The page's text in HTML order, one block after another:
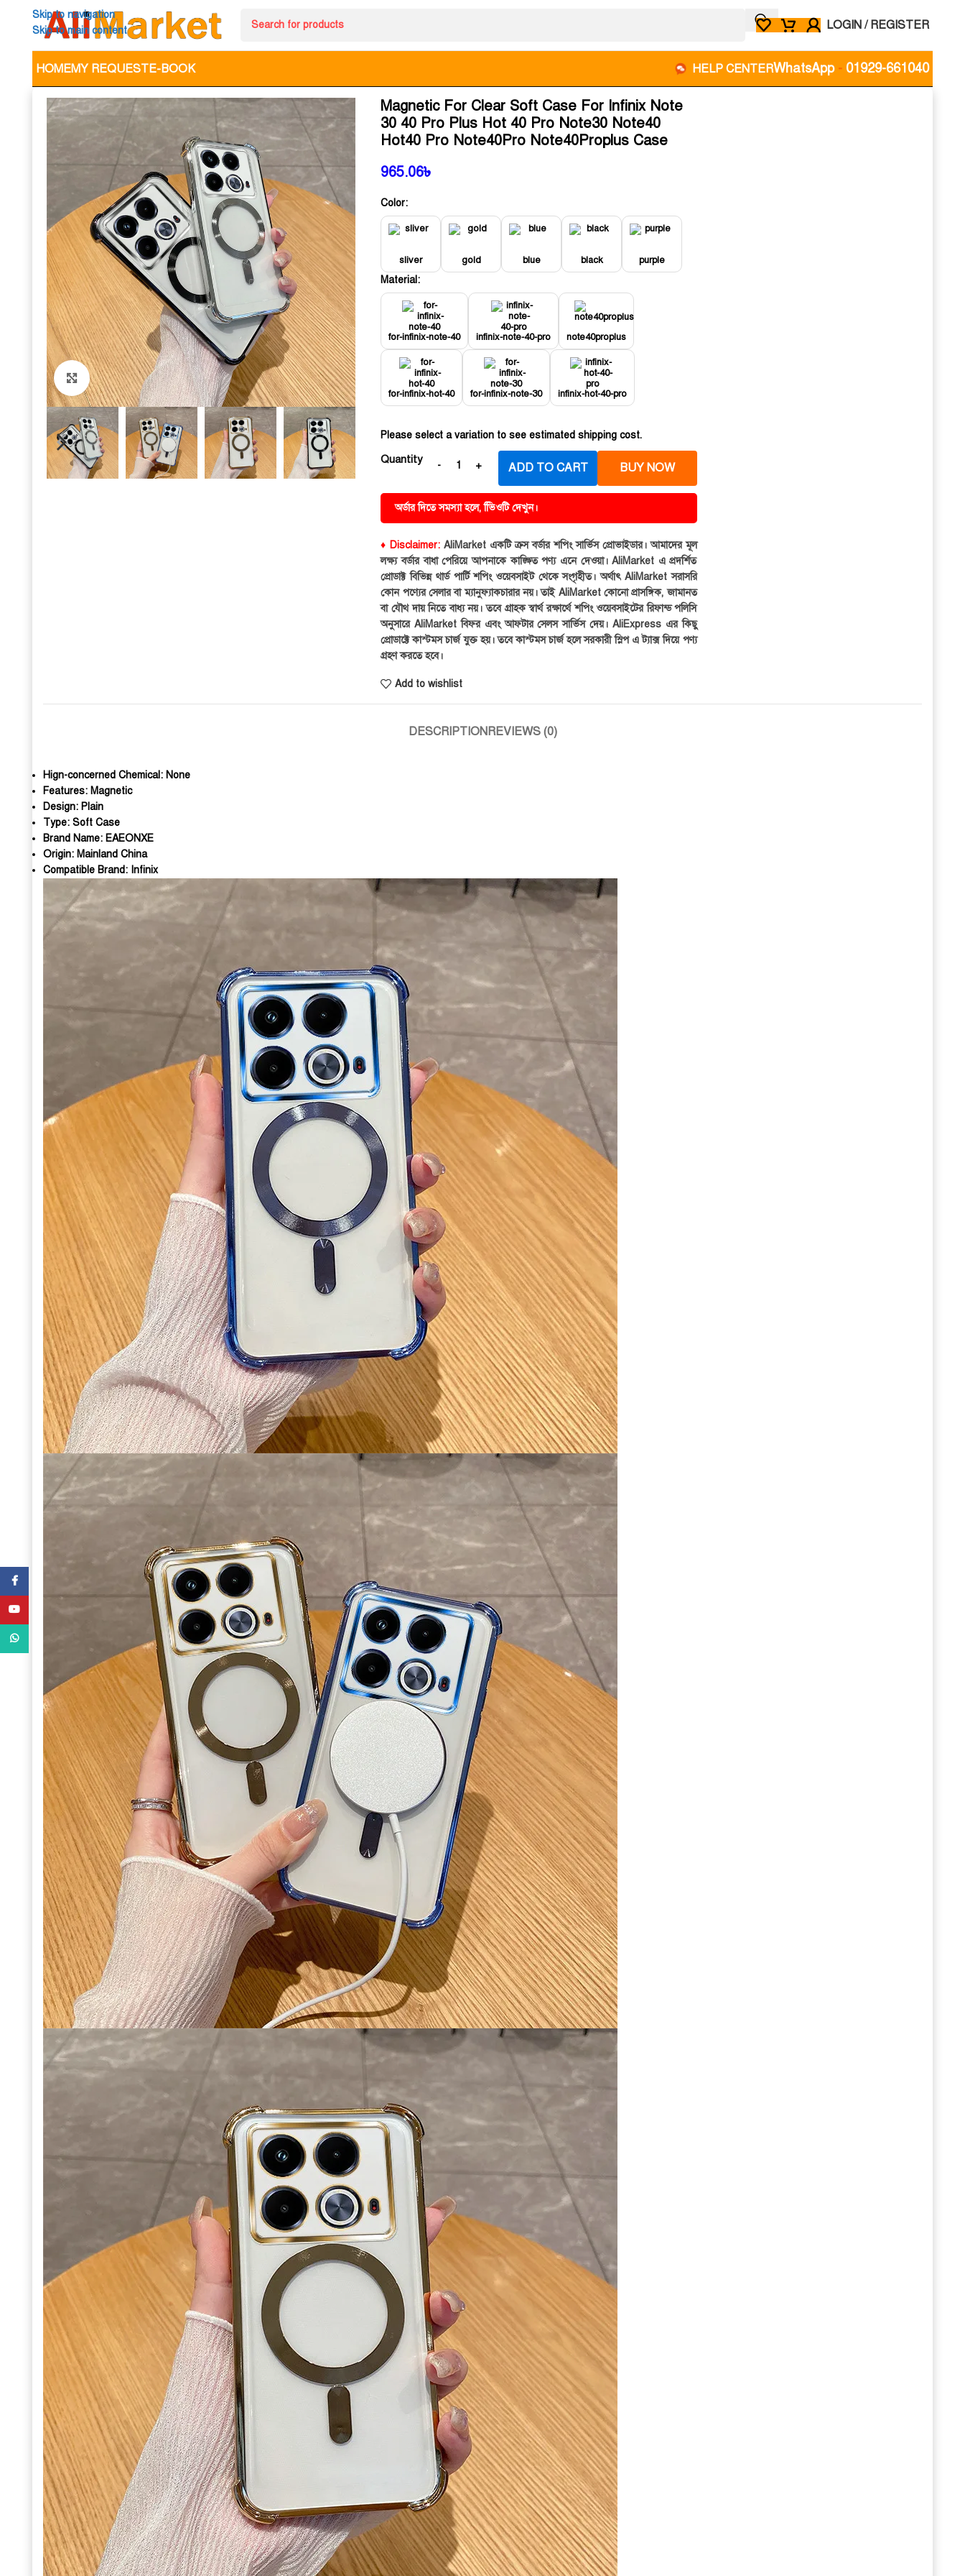
Skip to navigation
Skip to main content
LOGIN / REGISTER
HOMEMY REQUESTE-BOOK HELP CENTERWhatsApp - 01929-661040
Click to enlarge
Magnetic For Clear Soft Case For Infinix Note
30 40 Pro Plus Hot 40 Pro Note30 Note40
Hot40 Pro Note40Pro Note40Proplus Case
965.06৳
Color:
sliver gold blue black purple
Material:
for-infinix-note-40 infinix-note-40-pro note40proplus
for-infinix-hot-40 for-infinix-note-30 infinix-hot-40-pro
Please select a variation to see estimated shipping cost.
Quantity
ADD TO CART BUY NOW
অর্ডার দিতে সমস্যা হলে, ভিিওটি দেখুন।
♦ Disclaimer:AliMarket একটি ক্রস বর্ডার শপিং সার্ভিস প্রোভাইডার। আমাদের মূল
লক্ষ্য বর্ডার বাধা পেরিয়ে আপনাকে কাঙ্ক্ষিত পণ্য এনে দেওয়া। AliMarket এ প্রদর্শিত
প্রোডাক্ট বিভিন্ন থার্ড পার্টি শপিং ওয়েবসাইট থেকে সংগৃহীত। অর্থাৎ AliMarket সরাসরি
কোন পণ্যের সেলার বা ম্যানুফ্যাকচারার নয়। তাই AliMarket কোনো প্রাসঙ্গিক, জামানত
বা যৌথ দায় নিতে বাধ্য নয়। তবে গ্রাহক স্বার্থ রক্ষার্থে শপিং ওয়েবসাইটের রিফান্ড পলিসি
অনুসারে AliMarket বিফর এবং আফটার সেলস সার্ভিস দেয়। AliExpress এর কিছু
প্রোডাক্টে কাস্টমস চার্জ যুক্ত হয়। তবে কাস্টমস চার্জ হলে সরকারী স্লিপ এ ট্যাক্স দিয়ে পণ্য
গ্রহণ করতে হবে।
Add to wishlist
DESCRIPTIONREVIEWS (0)
Hign-concerned Chemical: None
Features: Magnetic
Design: Plain
Type: Soft Case
Brand Name: EAEONXE
Origin: Mainland China
Compatible Brand: Infinix